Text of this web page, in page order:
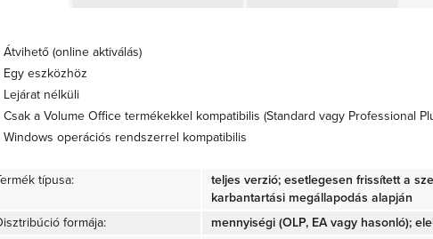
Átvihető (online aktiválás)
Egy eszközhöz
Lejárat nélküli
Csak a Volume Office termékekkel kompatibilis (Standard vagy Professional
Windows operációs rendszerrel kompatibilis
típusa:
teljes verzió; esetlegesen frissített a
karbantartási megállapodás alapján
formája:
mennyiségi (OLP, EA vagy hasonló);